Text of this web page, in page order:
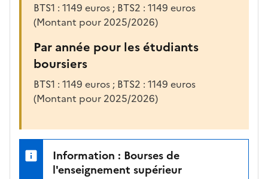
BTS1 : 1149 euros ; BTS2 : 1149 euros
(Montant pour 2025/2026)
Par année pour les étudiants
boursiers
BTS1 : 1149 euros ; BTS2 : 1149 euros
(Montant pour 2025/2026)
Information : Bourses de
l'enseignement supérieur